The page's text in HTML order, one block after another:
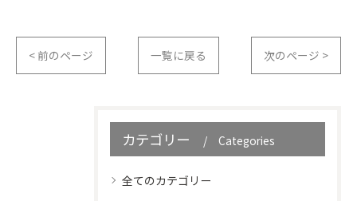
< 前のページ 一覧に戻る 次のページ >
カテゴリー Categories
全てのカテゴリー